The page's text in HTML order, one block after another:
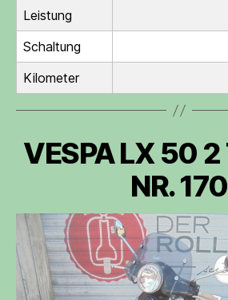
Leistung
Schaltung
Kilometer
VESPA LX 50 2
NR. 170